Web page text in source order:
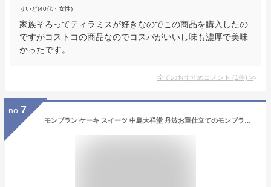
りいど(40代・女性)
家族そろってティラミスが好きなのでこの商品を購入したの
ですがコストコの商品なのでコスパがいいし味も濃厚で美味
かったです。
全てのおすすめコメント (1件) >
no. 7
モンブラン ケーキ スイーツ 中島大祥堂 丹波お重仕立てのモンブラン 栗 お祝い お礼 退職 お返し 栗スイーツ マロン 生ケーキ 数量限定 宅配便配送 クール便 冷凍 ギフト プレゼント スイーツ 内祝い